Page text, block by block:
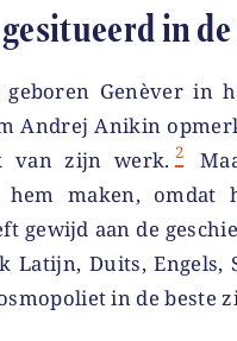
in
geboren Genèver in
Andrej Anikin
van zijn werk. 2
hem maken,
gewijd aan de
Latijn, Duits, Engels,
in de beste